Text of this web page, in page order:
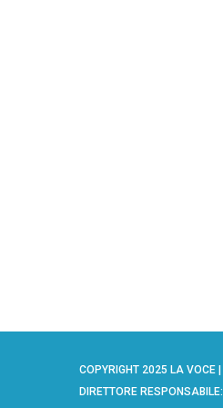
COPYRIGHT 2025 LA VOCE |
DIRETTORE RESPONSABILE: